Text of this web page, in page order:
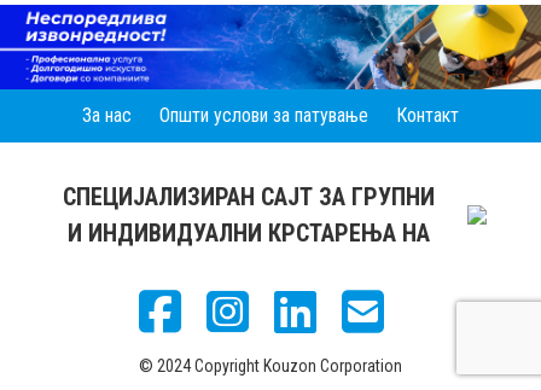
За нас Општи услови за патување Контакт
СПЕЦИЈАЛИЗИРАН САЈТ ЗА ГРУПНИ
И ИНДИВИДУАЛНИ КРСТАРЕЊА НА
© 2024 Copyright Kouzon Corporation